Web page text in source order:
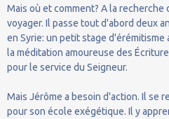
Mais où et comment? A la recherche
voyager. Il passe tout d'abord deux
en Syrie: un petit stage
la méditation amoureuse des
pour le service du Seigneur.
Mais Jérôme a besoin d'action. Il se
pour son école exégétique. Il y